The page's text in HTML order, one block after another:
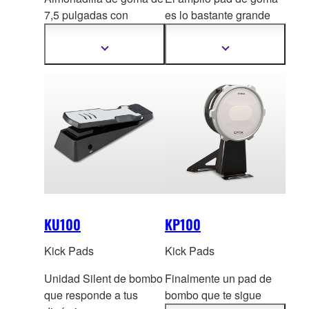
7,5 pulgadascon
Mostrar
es lo bastante grande
e pedal doble.
Reproducción
silenciosa con una
sensación muy natural.
Mostrar
KU100
Kick Pads
Unidad Silent de bombo
que responde a tus
KP100
Kick Pads
Finalmente un pad de
bombo que te sigue